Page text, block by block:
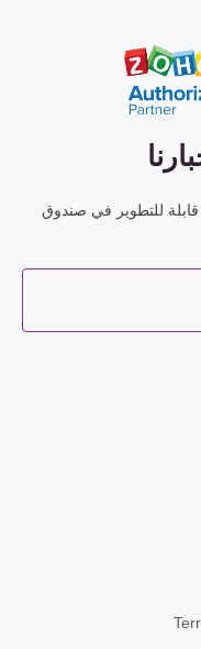
للتطوير في صندوق